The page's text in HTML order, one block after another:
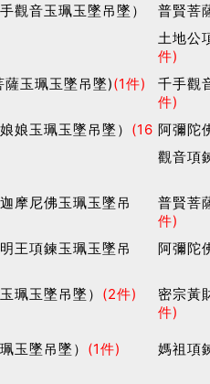
觀音玉珮玉墜吊墜）
普賢菩
土地公
件)
玉珮玉墜吊墜)(1件)
千手觀
件)
娘玉珮玉墜吊墜） (16 阿彌陀
觀音項
摩尼佛玉珮玉墜吊
普賢菩
件)
王項鍊玉珮玉墜吊
阿彌陀
珮玉墜吊墜） (2件)
密宗黃
件)
玉墜吊墜） (1件) 媽祖項